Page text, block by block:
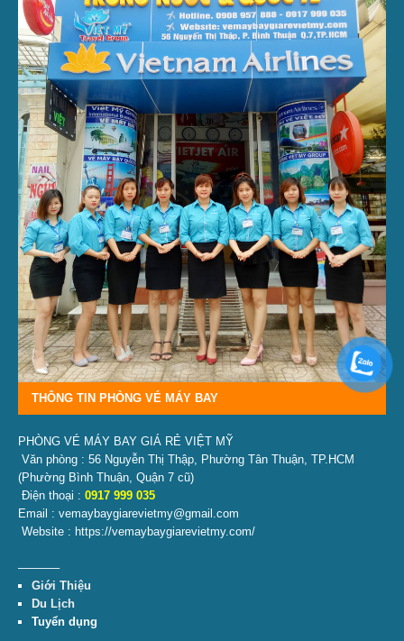
THÔNG TIN PHÒNG VÉ MÁY BAY
PHÒNG VÉ MÁY BAY GIÁ RẺ VIỆT MỸ
Văn phòng : 56 Nguyễn Thị Thập, Phường Tân Thuận, TP.HCM
(Phường Bình Thuận, Quận 7 cũ)
Điện thoại : 0917 999 035
Email : vemaybaygiarevietmy@gmail.com
Website : https://vemaybaygiarevietmy.com/
———–
Giới Thiệu
Du Lịch
Tuyển dụng